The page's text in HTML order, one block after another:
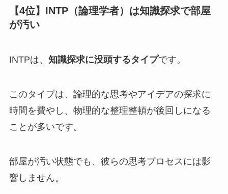
【4位】INTP（論理学者）は知識探求で部屋
が汚い
INTPは、 知識探求に没頭するタイプです。
このタイプは、論理的な思考やアイデアの探求に
時間を費やし、物理的な整理整頓が後回しになる
ことが多いです。
部屋が汚い状態でも、彼らの思考プロセスには影
響しません。